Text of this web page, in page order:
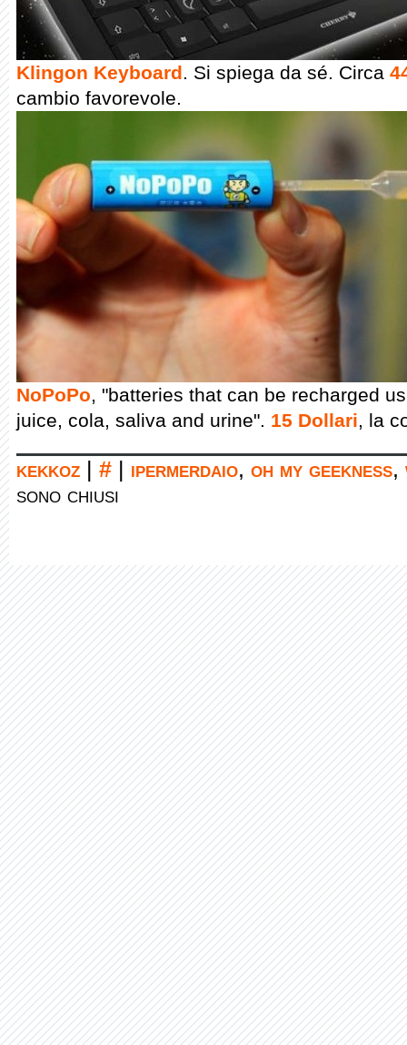
Klingon Keyboard. Si spiega da sé. Circa
cambio favorevole.
NoPoPo, "batteries that can be recharged
juice, cola, saliva and urine". 15 Dollari, la
kekkoz # ipermerdaio, oh my geekness,
sono chiusi